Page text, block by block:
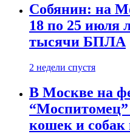
Собянин: на
18 по 25 июля
тысячи БПЛА
2 недели спустя
В Москве на
кошек и собак